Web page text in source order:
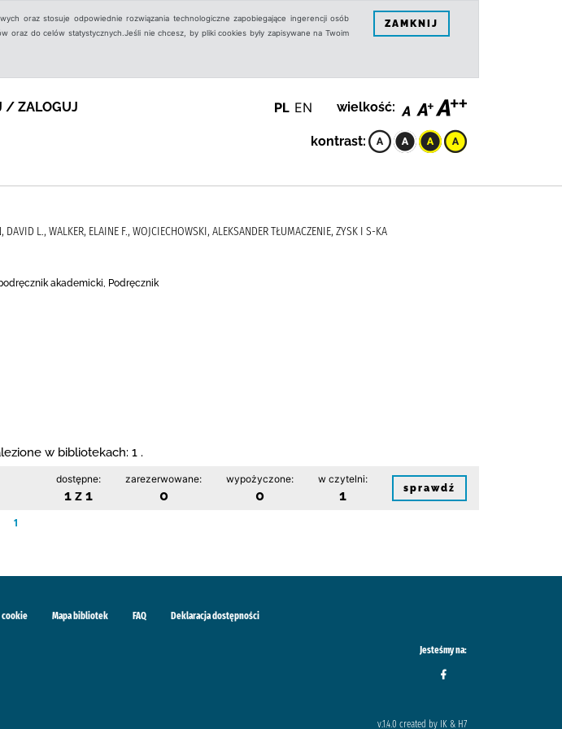
oraz stosuje odpowiednie rozwiązania technologiczne zapobiegające ingerencji osób
oraz do celów statystycznych.Jeśli nie chcesz, by pliki cookies były zapisywane na Twoim
ZAMKNIJ
/ ZALOGUJ PL EN wielkość:
kontrast:
L., WALKER, ELAINE F., WOJCIECHOWSKI, ALEKSANDER TŁUMACZENIE, ZYSK I S-KA
akademicki, Podręcznik
w bibliotekach: 1 .
dostępne:
1 z 1
zarezerwowane:
0
wypożyczone:
0
w czytelni:
1 sprawdź
1
cookie Mapa bibliotek FAQ Deklaracja dostępności
Jesteśmy na:
v.1.4.0 created by IK & H7